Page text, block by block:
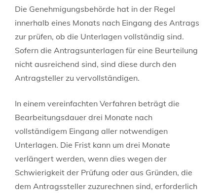
Die Genehmigungsbehörde hat in der Regel
innerhalb eines Monats nach Eingang des Antrags
zur prüfen, ob die Unterlagen vollständig sind.
Sofern die Antragsunterlagen für eine Beurteilung
nicht ausreichend sind, sind diese durch den
Antragsteller zu vervollständigen.
In einem vereinfachten Verfahren beträgt die
Bearbeitungsdauer drei Monate nach
vollständigem Eingang aller notwendigen
Unterlagen. Die Frist kann um drei Monate
verlängert werden, wenn dies wegen der
Schwierigkeit der Prüfung oder aus Gründen, die
dem Antragssteller zuzurechnen sind, erforderlich